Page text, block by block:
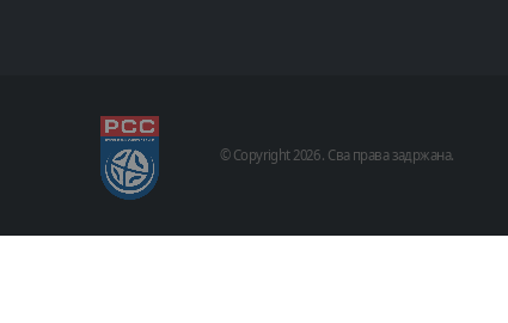
© Copyright 2026 . Сва права задржана.